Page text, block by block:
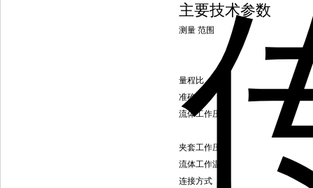
主要技术参数
测量 范围
量程比
准确度
流体工作压力
夹套工作压力
流体工作温度
连接方式